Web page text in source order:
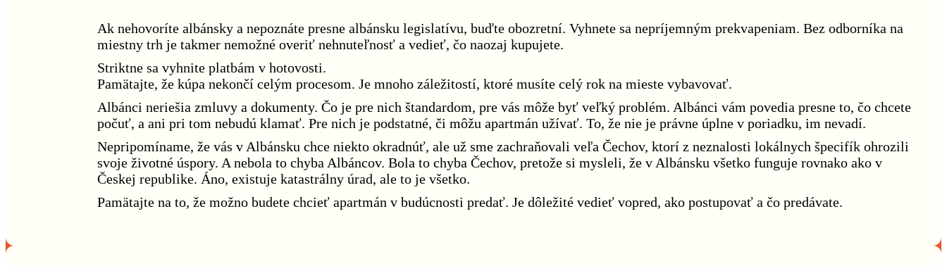
Ak nehovoríte albánsky a nepoznáte presne albánsku legislatívu, buďte obozretní. Vyhnete sa nepríjemným prekvapeniam. Bez odborníka na
miestny trh je takmer nemožné overiť nehnuteľnosť a vedieť, čo naozaj kupujete.
Striktne sa vyhnite platbám v hotovosti.
Pamätajte, že kúpa nekončí celým procesom. Je mnoho záležitostí, ktoré musíte celý rok na mieste vybavovať.
Albánci neriešia zmluvy a dokumenty. Čo je pre nich štandardom, pre vás môže byť veľký problém. Albánci vám povedia presne to, čo chcete
počuť, a ani pri tom nebudú klamať. Pre nich je podstatné, či môžu apartmán užívať. To, že nie je právne úplne v poriadku, im nevadí.
Nepripomíname, že vás v Albánsku chce niekto okradnúť, ale už sme zachraňovali veľa Čechov, ktorí z neznalosti lokálnych špecifík ohrozili
svoje životné úspory. A nebola to chyba Albáncov. Bola to chyba Čechov, pretože si mysleli, že v Albánsku všetko funguje rovnako ako v
Českej republike. Áno, existuje katastrálny úrad, ale to je všetko.
Pamätajte na to, že možno budete chcieť apartmán v budúcnosti predať. Je dôležité vedieť vopred, ako postupovať a čo predávate.